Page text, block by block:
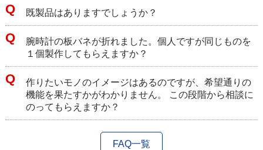
既製品はありますでしょうか？
腕時計の板バネが折れました。個人ですが同じものを
１個製作してもらえますか？
作りたいモノのイメージはあるのですが、希望通りの
機能を果たすかがわかりません。 この段階から相談に
のってもらえますか？
FAQ一覧